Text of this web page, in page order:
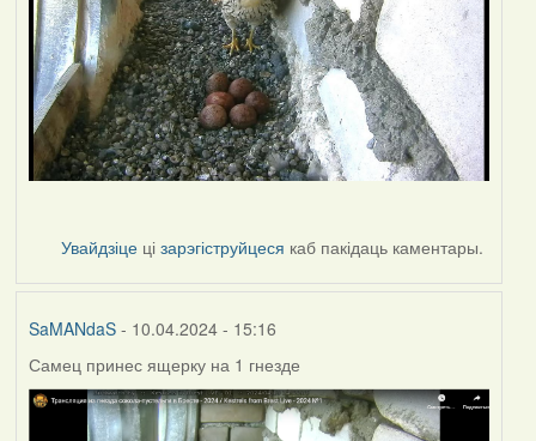
Увайдзіце цізарэгіструйцеся каб пакідаць каментары.
SaMANdaS- 10.04.2024 - 15:16
Самец принес ящерку на 1 гнезде